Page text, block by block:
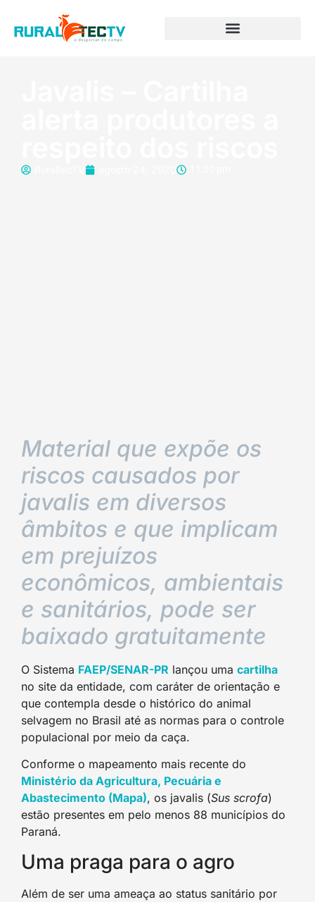
Material que expõe os
riscos causados por
javalis em diversos
âmbitos e que implicam
em prejuízos
econômicos, ambientais
e sanitários, pode ser
baixado gratuitamente
O Sistema FAEP/SENAR-PR lançou uma cartilha
no site da entidade, com caráter de orientação e
que contempla desde o histórico do animal
selvagem no Brasil até as normas para o controle
populacional por meio da caça.
Conforme o mapeamento mais recente do
Ministério da Agricultura, Pecuária e
Abastecimento (Mapa), os javalis (Sus scrofa)
estão presentes em pelo menos 88 municípios do
Paraná.
Uma praga para o agro
Além de ser uma ameaça ao status sanitário por